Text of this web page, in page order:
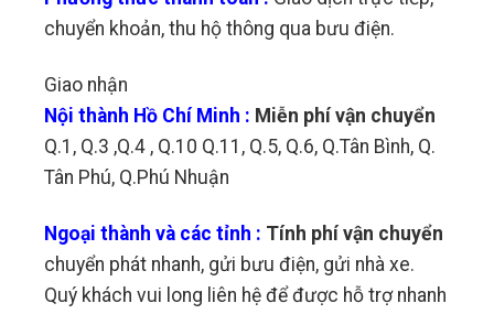
chuyển khoản, thu hộ thông qua bưu điện.
Giao nhận
Nội thành Hồ Chí Minh : Miễn phí vận chuyển
Q.1, Q.3 ,Q.4 , Q.10 Q.11, Q.5, Q.6, Q.Tân Bình, Q.
Tân Phú, Q.Phú Nhuận
Ngoại thành và các tỉnh : Tính phí vận chuyển
chuyển phát nhanh, gửi bưu điện, gửi nhà xe.
Quý khách vui long liên hệ để được hỗ trợ nhanh